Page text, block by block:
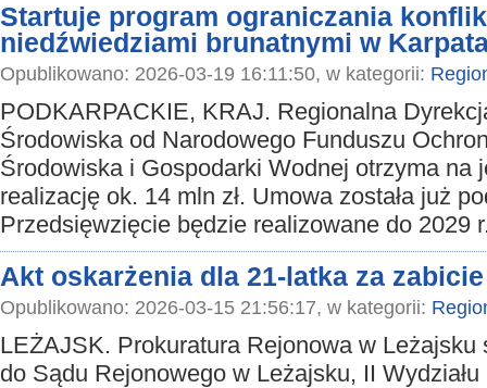
Startuje program ograniczania
niedźwiedziami brunatnymi w
Opublikowano: 2026-03-19 16:11:50, w kategorii:
PODKARPACKIE, KRAJ. Regionalna
Środowiska od Narodowego Funduszu
Środowiska i Gospodarki Wodnej otrzyma na
realizację ok. 14 mln zł. Umowa została już
Przedsięwzięcie będzie realizowane do 2029
Akt oskarżenia dla 21-latka za
Opublikowano: 2026-03-15 21:56:17, w kategorii:
LEŻAJSK. Prokuratura Rejonowa w Leżajsku
do Sądu Rejonowego w Leżajsku, II